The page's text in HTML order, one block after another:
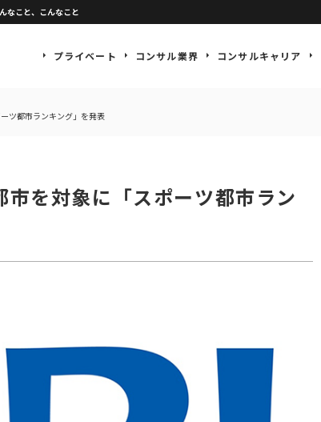
なこと、こんなこと
プライベート コンサル業界 コンサルキャリア
ツ都市ランキング」を発表
を対象に「スポーツ都市ラン